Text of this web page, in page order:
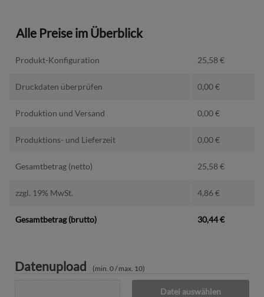
Alle Preise im Überblick
Produkt-Konfiguration 25,58€
Druckdaten überprüfen 0,00€
Produktion und Versand 0,00€
Produktions- und Lieferzeit 0,00€
Gesamtbetrag (netto) 25,58€
zzgl. 19% MwSt. 4,86€
Gesamtbetrag (brutto) 30,44€
Datenupload (min. 0 / max. 10)
Datei auswählen